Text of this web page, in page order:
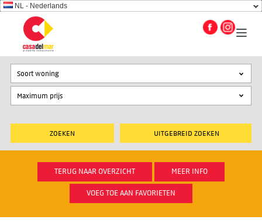
NL - Nederlands
UITGEBREID ZOEKEN
Soort woning
TERUG NAAR OVERZICHT MEER INFO
VOEG TOE AAN FAVORIETEN